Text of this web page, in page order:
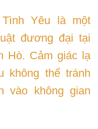
Yêu là một
đương đại tại
Hò. Cảm giác lạ
không thể tránh
vào không gian